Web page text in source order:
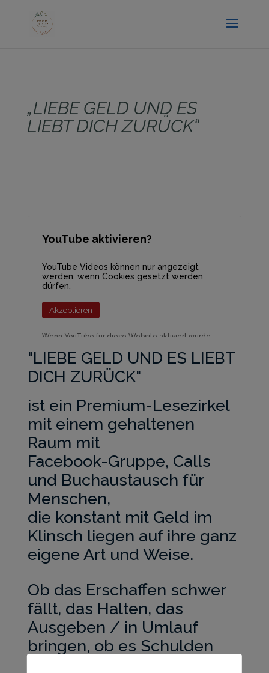
.entry-title { display:none; }
„LIEBE GELD UND ES
LIEBT DICH ZURÜCK“
YouTube aktivieren?
YouTube Videos können nur angezeigt
werden, wenn Cookies gesetzt werden
dürfen.
Akzeptieren
Wenn YouTube für diese Website aktiviert wurde,
ausgewertet. Mehr dazu in der Datenschutzerklärung
von YouTube:hier
"​L​IEBE GELD UND ES LIEBT
DICH ZURÜCK"
​ist ein Premium-Lesezirkel
mit einem gehaltenen
Raum mit
Facebook-Gruppe, Calls
und Buchaustausch für
Menschen,
die konstant mit Geld im
Klinsch liegen auf ihre ganz
eigene Art und Weise.
Ob das Erschaffen schwer
fällt, das Halten, das
Ausgeben / in Umlauf
bringen, ob es Schulden